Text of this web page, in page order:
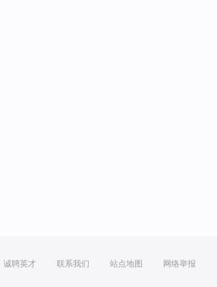
诚聘英才 联系我们 站点地图 网络举报